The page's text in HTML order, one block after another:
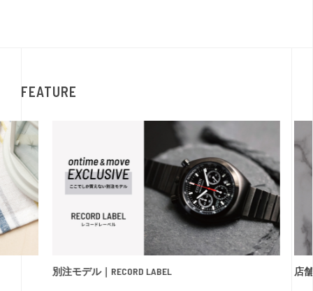
FEATURE
別注モデル｜RECORD LABEL 店